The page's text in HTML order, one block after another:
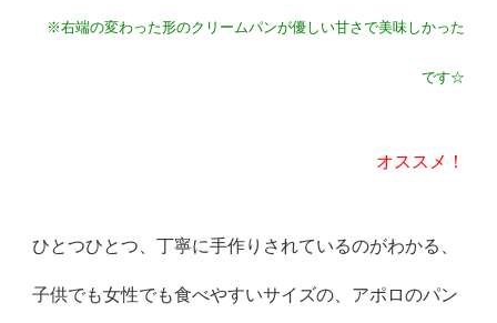
※右端の変わった形のクリームパンが優しい甘さで美味しかった
です☆
オススメ！
ひとつひとつ、丁寧に手作りされているのがわかる、
子供でも女性でも食べやすいサイズの、アポロのパン